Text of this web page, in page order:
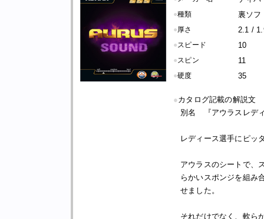
●種類 裏ソフ
●厚さ 2.1 /
●スピード 10
●スピン 11
●硬度 35
●カタログ記載の解説文
別名 『アウラスレデ
レディース選手にピッ
アウラスのシートで、
らかいスポンジを組み
せました。
それだけでなく、軟ら